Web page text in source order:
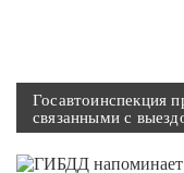
Госавтоинспекция
связанными с